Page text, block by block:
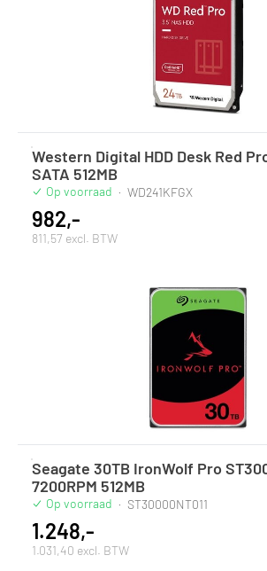
Western Digital HDD Desk Red
SATA 512MB
Op voorraad · WD241KFGX
982,-
811,57 excl. BTW
Seagate 30TB IronWolf Pro
7200RPM 512MB
Op voorraad · ST30000NT011
1.248,-
1.031,40 excl. BTW